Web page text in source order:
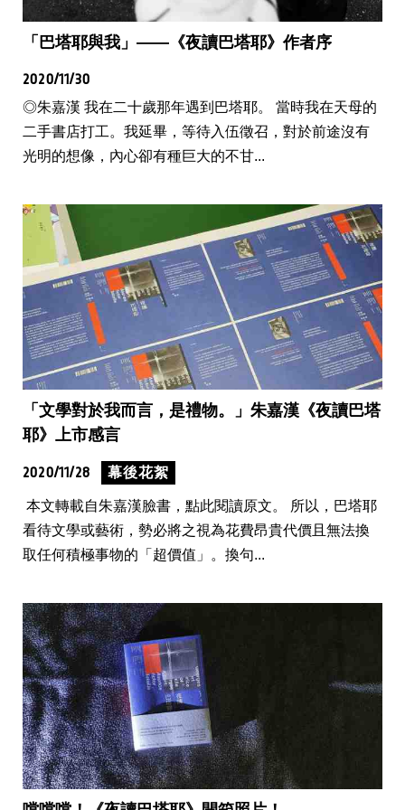
「巴塔耶與我」——《夜讀巴塔耶》作者序
2020/11/30
◎朱嘉漢 我在二十歲那年遇到巴塔耶。 當時我在天母的
二手書店打工。我延畢，等待入伍徵召，對於前途沒有
光明的想像，內心卻有種巨大的不甘...
「文學對於我而言，是禮物。」朱嘉漢《夜讀巴塔
耶》上市感言
2020/11/28 幕後花絮
本文轉載自朱嘉漢臉書，點此閱讀原文。 所以，巴塔耶
看待文學或藝術，勢必將之視為花費昂貴代價且無法換
取任何積極事物的「超價值」。換句...